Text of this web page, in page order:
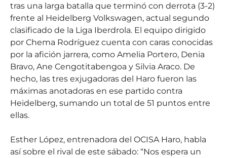
tras una larga batalla que terminó con derrota (3-2)
frente al Heidelberg Volkswagen, actual segundo
clasificado de la Liga Iberdrola. El equipo dirigido
por Chema Rodríguez cuenta con caras conocidas
por la afición jarrera, como Amelia Portero, Denia
Bravo, Ane Cengotitabengoa y Silvia Araco. De
hecho, las tres exjugadoras del Haro fueron las
máximas anotadoras en ese partido contra
Heidelberg, sumando un total de 51 puntos entre
ellas.
Esther López, entrenadora del OCISA Haro, habla
así sobre el rival de este sábado: “Nos espera un